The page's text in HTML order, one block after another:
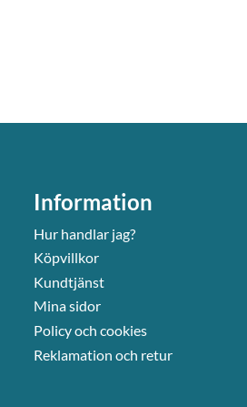
Information
Hur handlar jag?
Köpvillkor
Kundtjänst
Mina sidor
Policy och cookies
Reklamation och retur